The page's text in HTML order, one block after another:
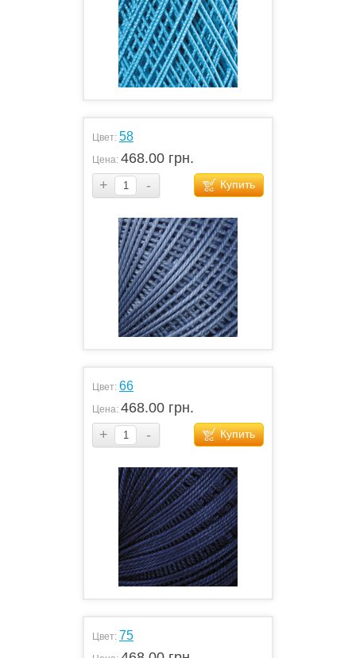
Цвет: 58
Цена: 468.00 грн.
+
- Купить
Цвет: 66
Цена: 468.00 грн.
+
- Купить
Цвет: 75